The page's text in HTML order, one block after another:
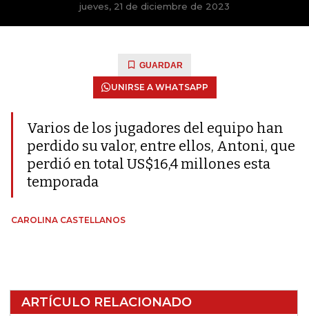
jueves, 21 de diciembre de 2023
GUARDAR
UNIRSE A WHATSAPP
Varios de los jugadores del equipo han
perdido su valor, entre ellos, Antoni, que
perdió en total US$16,4 millones esta
temporada
CAROLINA CASTELLANOS
ARTÍCULO RELACIONADO